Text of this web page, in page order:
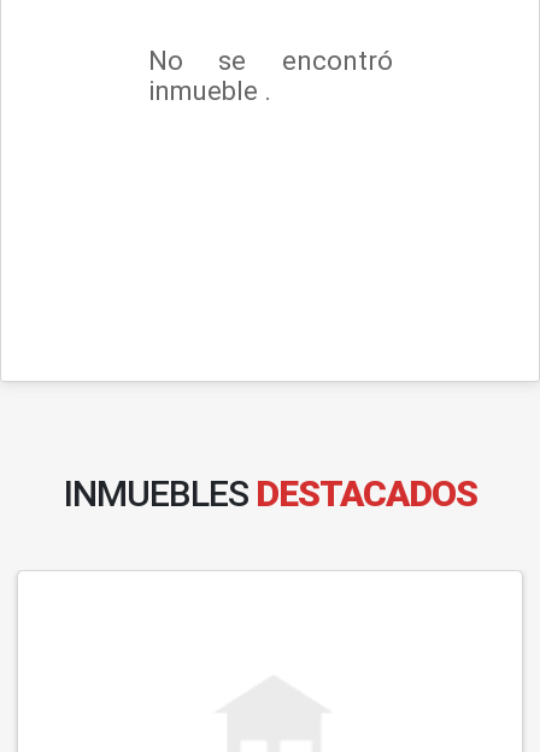
No se encontró
inmueble .
INMUEBLES DESTACADOS